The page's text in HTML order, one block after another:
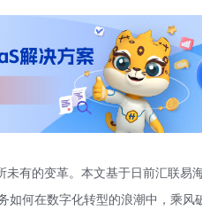
有的变革。本文基于日前汇联易
何在数字化转型的浪潮中，乘风